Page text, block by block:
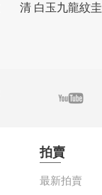
清 白玉九龍紋圭
拍賣
最新拍賣